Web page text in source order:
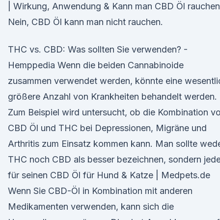
| Wirkung, Anwendung & Kann man CBD Öl
Nein, CBD Öl kann man nicht rauchen.
THC vs. CBD: Was sollten Sie verwenden? -
Hemppedia Wenn die beiden Cannabinoide
zusammen verwendet werden, könnte eine
größere Anzahl von Krankheiten behandelt werden.
Zum Beispiel wird untersucht, ob die Kombination
CBD Öl und THC bei Depressionen, Migräne und
Arthritis zum Einsatz kommen kann. Man sollte
THC noch CBD als besser bezeichnen, sondern
für seinen CBD Öl für Hund & Katze | Medpets.de
Wenn Sie CBD-Öl in Kombination mit anderen
Medikamenten verwenden, kann sich die